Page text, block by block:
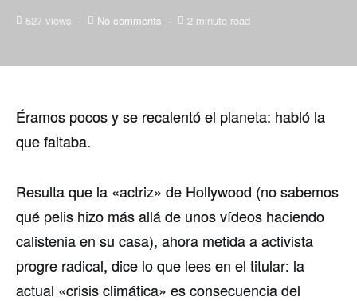
527 views No comments 2 minute read
Éramos pocos y se recalentó el planeta: habló la
que faltaba.
Resulta que la «actriz» de Hollywood (no sabemos
qué pelis hizo más allá de unos vídeos haciendo
calistenia en su casa), ahora metida a activista
progre radical, dice lo que lees en el titular: la
actual «crisis climática» es consecuencia del